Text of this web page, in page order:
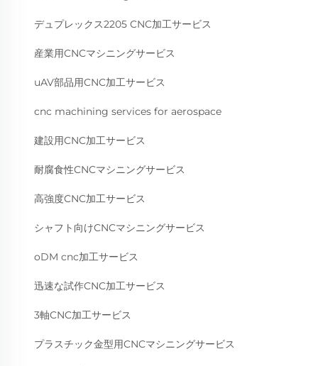
デュプレックス2205 CNC加工サービス
産業用CNCマシニングサービス
uAV部品用CNC加工サービス
cnc machining services for aerospace
建設用CNC加工サービス
耐腐食性CNCマシニングサービス
高強度CNC加工サービス
シャフト向けCNCマシニングサービス
oDM cnc加工サービス
迅速な試作CNC加工サービス
3軸CNC加工サービス
プラスチック金型用CNCマシニングサービス